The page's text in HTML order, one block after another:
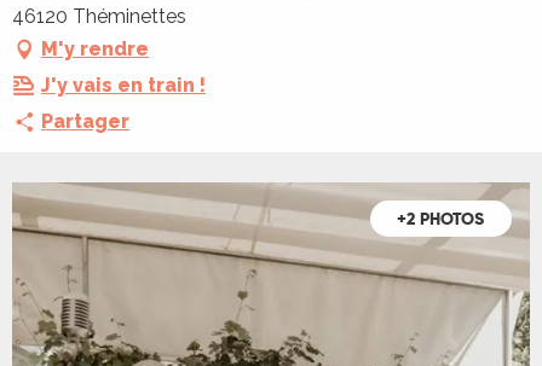
46120 Théminettes
M'y rendre
J'y vais en train !
Partager
+2 PHOTOS